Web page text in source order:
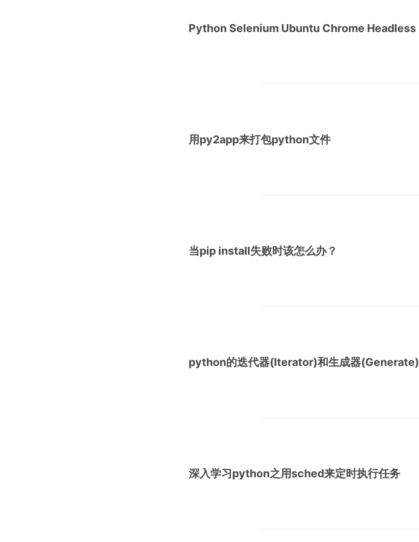
Python Selenium Ubuntu Chrome Headless
用py2app来打包python文件
当pip install失败时该怎么办？
python的迭代器(Iterator)和生成器(Generate)
深入学习python之用sched来定时执行任务